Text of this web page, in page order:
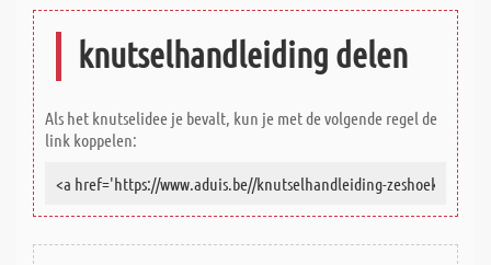
knutselhandleiding delen
Als het knutselidee je bevalt, kun je met de volgende regel de
link koppelen: